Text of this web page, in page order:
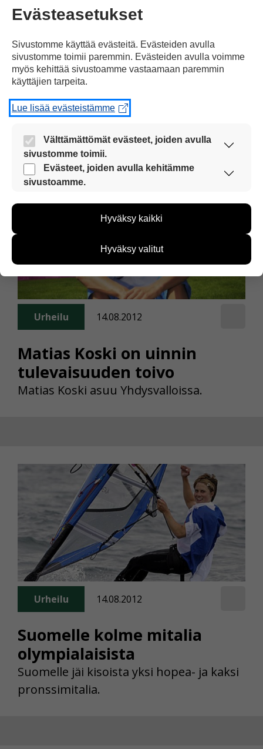
Joka neljäs virolainen ei
lomaile
Virolaiset eivät juuri lomaile.
Matias Koski on uinnin
tulevaisuuden toivo
Urheilu 14.08.2012
Matias Koski asuu Yhdysvalloissa.
Suomelle kolme mitalia
olympialaisista
Urheilu 14.08.2012
Suomelle jäi kisoista yksi hopea- ja kaksi
pronssimitalia.
Evästeasetukset
Sivustomme käyttää evästeitä. Evästeiden avulla
sivustomme toimii paremmin. Evästeiden avulla voimme
myös kehittää sivustoamme vastaamaan paremmin
käyttäjien tarpeita.
Lue lisää evästeistämme
Välttämättömät evästeet, joiden avulla
sivustomme toimii.
Nämä evästeet ovat aina käytössä, jotta
sivustoamme voi käyttää sujuvasti ja turvallisesti.
Evästeet, joiden avulla kehitämme
sivustoamme.
kehittää sivustoamme vastaamaan paremmin
kävijämääristä ja siitä, mitä sivuja käytetään ja
miten sivuilla liikutaan. Emme kuitenkaan kerää
yksittäiseen käyttäjään.
Hyväksy kaikki
Hyväksy valitut